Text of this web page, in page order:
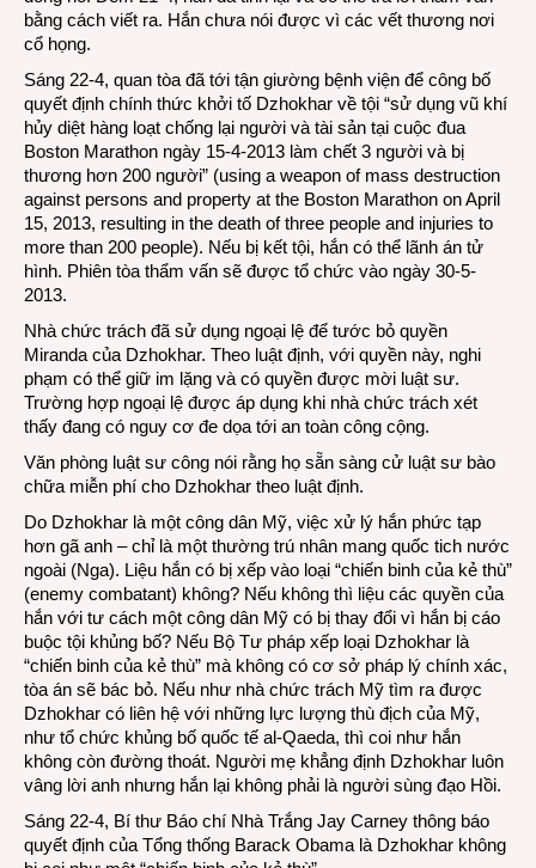
bằng cách viết ra. Hắn chưa nói được vì các vết thương nơi
cổ họng.
Sáng 22-4, quan tòa đã tới tận giường bệnh viện để công bố
quyết định chính thức khởi tố Dzhokhar về tội “sử dụng vũ khí
hủy diệt hàng loạt chống lại người và tài sản tại cuộc đua
Boston Marathon ngày 15-4-2013 làm chết 3 người và bị
thương hơn 200 người” (using a weapon of mass destruction
against persons and property at the Boston Marathon on April
15, 2013, resulting in the death of three people and injuries to
more than 200 people). Nếu bị kết tội, hắn có thể lãnh án tử
hình. Phiên tòa thẩm vấn sẽ được tổ chức vào ngày 30-5-
2013.
Nhà chức trách đã sử dụng ngoại lệ để tước bỏ quyền
Miranda của Dzhokhar. Theo luật định, với quyền này, nghi
phạm có thể giữ im lặng và có quyền được mời luật sư.
Trường hợp ngoại lệ được áp dụng khi nhà chức trách xét
thấy đang có nguy cơ đe dọa tới an toàn công cộng.
Văn phòng luật sư công nói rằng họ sẵn sàng cử luật sư bào
chữa miễn phí cho Dzhokhar theo luật định.
Do Dzhokhar là một công dân Mỹ, việc xử lý hắn phức tạp
hơn gã anh – chỉ là một thường trú nhân mang quốc tich nước
ngoài (Nga). Liệu hắn có bị xếp vào loại “chiến binh của kẻ thù”
(enemy combatant) không? Nếu không thì liệu các quyền của
hắn với tư cách một công dân Mỹ có bị thay đổi vì hắn bị cáo
buộc tội khủng bố? Nếu Bộ Tư pháp xếp loại Dzhokhar là
“chiến binh của kẻ thù” mà không có cơ sở pháp lý chính xác,
tòa án sẽ bác bỏ. Nếu như nhà chức trách Mỹ tìm ra được
Dzhokhar có liên hệ với những lực lượng thù địch của Mỹ,
như tổ chức khủng bố quốc tế al-Qaeda, thì coi như hắn
không còn đường thoát. Người mẹ khẳng định Dzhokhar luôn
vâng lời anh nhưng hắn lại không phải là người sùng đạo Hồi.
Sáng 22-4, Bí thư Báo chí Nhà Trắng Jay Carney thông báo
quyết định của Tổng thống Barack Obama là Dzhokhar không